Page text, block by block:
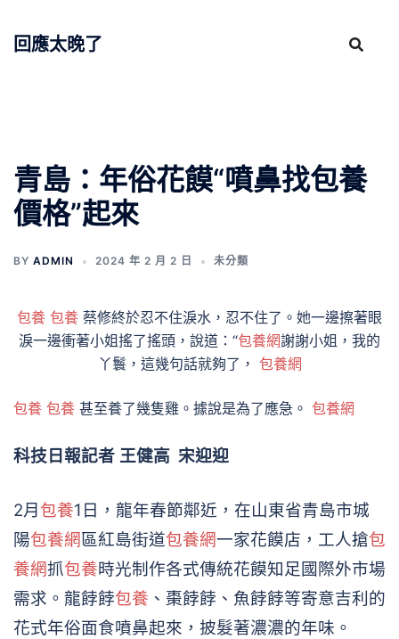
回應太晚了
青島：年俗花饃“噴鼻找包養
價格”起來
BY ADMIN 2024 年 2 月 2 日 未分類
包養 包養 蔡修終於忍不住淚水，忍不住了。她一邊擦著眼
淚一邊衝著小姐搖了搖頭，說道：“包養網謝謝小姐，我的
丫鬟，這幾句話就夠了， 包養網
包養 包養 甚至養了幾隻雞。據說是為了應急。 包養網
科技日報記者 王健高 宋迎迎
2月 包養1日，龍年春節鄰近，在山東省青島市城
陽包養網區紅島街道包養網一家花饃店，工人搶包
養網抓包養時光制作各式傳統花饃知足國際外市場
需求。龍餑餑包養 、棗餑餑、魚餑餑等寄意吉利的
花式年俗面食噴鼻起來，披髮著濃濃的年味。